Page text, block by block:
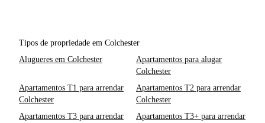
Tipos de propriedade em Colchester
Alugueres em Colchester
Apartamentos para alugar
Colchester
Apartamentos T1 para arrendar
Colchester
Apartamentos T2 para arrendar
Colchester
Apartamentos T3 para arrendar
Apartamentos T3+ para arrendar